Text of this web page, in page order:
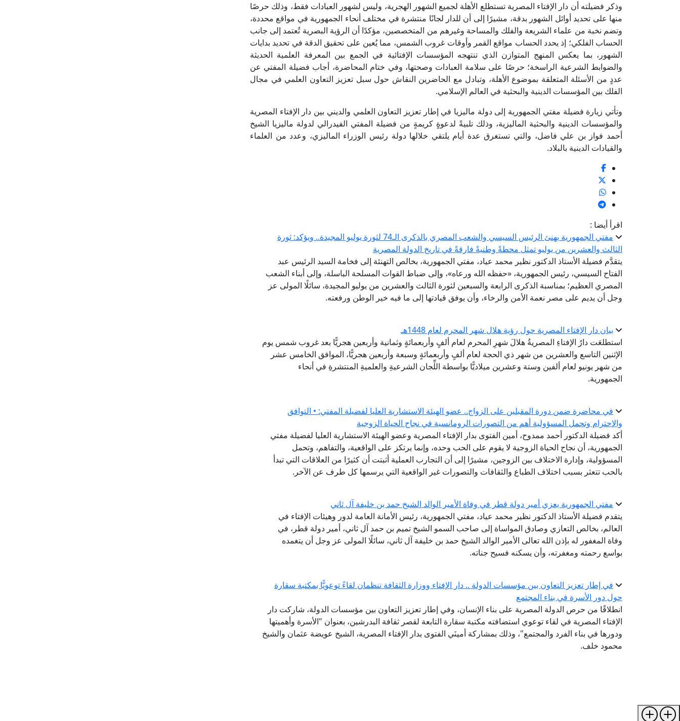
وذكر فضيلته أن دار الإفتاء المصرية تستطلع الأهلة لجميع الشهور الهجرية، وليس لشهور العبادات فقط، وذلك حرصًا
منها على تحديد أوائل الشهور بدقة، مشيرًا إلى أن للدار لجانًا منتشرة في مختلف أنحاء الجمهورية في مواقع محددة،
وتضم نخبة من علماء الشريعة والفلك والمساحة وغيرهم من المتخصصين، مؤكدًا أن الرؤية البصرية تُعتمد إلى جانب
الحساب الفلكي؛ إذ يحدد الحساب مواقع القمر وأوقات غروب الشمس، مما يُعين على تحقيق الدقة في تحديد بدايات
الشهور، بما يعكس المنهج المتوازن الذي تنتهجه المؤسسات الإفتائية في الجمع بين المعرفة العلمية الحديثة
والضوابط الشرعية الراسخة؛ حرصًا على سلامة العبادات وصحتها، وفي ختام المحاضرة، أجاب فضيلة المفتي عن
عددٍ من الأسئلة المتعلقة بموضوع الأهلة، وتبادل مع الحاضرين النقاش حول سبل تعزيز التعاون العلمي في مجال
الفلك بين المؤسسات الدينية والبحثية في العالم الإسلامي.
وتأتي زيارة فضيلة مفتي الجمهورية إلى دولة ماليزيا في إطار تعزيز التعاون العلمي والديني بين دار الإفتاء المصرية
والمؤسسات الدينية والبحثية الماليزية، وذلك تلبيةً لدعوةٍ كريمةٍ من فضيلة المفتي الفيدرالي لدولة ماليزيا الشيخ
أحمد فواز بن علي فاضل، والتي تستغرق عدة أيام يلتقي خلالها دولة رئيس الوزراء الماليزي، وعدد من العلماء
والقيادات الدينية بالبلاد.
اقرأ أيضا :
مفتي الجمهورية يهنئ الرئيس السيسي والشعب المصري بالذكرى الـ74 لثورة يوليو المجيدة.. ويؤكد: ثورة
الثالث والعشرين من يوليو تمثل محطةً وطنيةً فارقةً في تاريخ الدولة المصرية
يتقدَّم فضيلة الأستاذ الدكتور نظير محمد عياد، مفتي الجمهورية، بخالص التهنئة إلى فخامة السيد الرئيس عبد
الفتاح السيسي، رئيس الجمهورية، «حفظه الله ورعاه»، وإلى ضباط القوات المسلحة الباسلة، وإلى أبناء الشعب
المصري العظيم؛ بمناسبة الذكرى الرابعة والسبعين لثورة الثالث والعشرين من يوليو المجيدة، سائلًا المولى عز
وجل أن يديم على مصر نعمة الأمن والرخاء، وأن يوفق قيادتها إلى ما فيه خير الوطن ورفعته.
بيان دار الإفتاء المصرية حول رؤية هلال شهر المحرم لعام 1448هـ
استطلعَت دارُ الإفتاءِ المصريةُ هلالَ شهرِ المحرم لعام ألفٍ وأربعمائةٍ وثمانية وأربعين هجريًّا بعد غروب شمس يوم
الإثنين التاسع والعشرين من شهر ذي الحجة لعام ألفٍ وأربعمائةٍ وسبعة وأربعين هجريًّا، الموافق الخامس عشر
من شهر يونيو لعام ألفين وستة وعشرين ميلاديًّا بواسطة اللِّجان الشرعيةِ والعلميةِ المنتشرةِ في أنحاء
الجمهورية.
في محاضرة ضمن دورة المقبلين على الزواج.. عضو الهيئة الاستشارية العليا لفضيلة المفتي: • التوافق
والاحترام وتحمل المسؤولية أهم من التصورات الرومانسية في نجاح الحياة الزوجية
أكد فضيلة الدكتور أحمد ممدوح، أمين الفتوى بدار الإفتاء المصرية وعضو الهيئة الاستشارية العليا لفضيلة مفتي
الجمهورية، أن نجاح الحياة الزوجية لا يقوم على الحب وحده، وإنما يرتكز على الواقعية، والتفاهم، وتحمل
المسؤولية، وإدارة الاختلاف بين الزوجين، مشيرًا إلى أن التجارب العملية أثبتت أن كثيرًا من العلاقات التي تبدأ
بالحب تتعثر بسبب اختلاف الطباع والثقافات والتصورات غير الواقعية التي يرسمها كل طرف عن الآخر.
مفتي الجمهورية يعزي أمير دولة قطر في وفاة الأمير الوالد الشيخ حمد بن خليفة آل ثاني
يتقدم فضيلة الأستاذ الدكتور نظير محمد عياد، مفتي الجمهورية، رئيس الأمانة العامة لدور وهيئات الإفتاء في
العالم، بخالص التعازي وصادق المواساة إلى صاحب السمو الشيخ تميم بن حمد آل ثاني، أمير دولة قطر، في
وفاة المغفور له بإذن الله تعالى الأمير الوالد الشيخ حمد بن خليفة آل ثاني، سائلًا المولى عز وجل أن يتغمده
بواسع رحمته ومغفرته، وأن يسكنه فسيح جناته.
في إطار تعزيز التعاون بين مؤسسات الدولة .. دار الإفتاء ووزارة الثقافة تنظمان لقاءً توعويًّا بمكتبة سقارة
حول دور الأسرة في بناء المجتمع
انطلاقًا من حرص الدولة المصرية على بناء الإنسان، وفي إطار تعزيز التعاون بين مؤسسات الدولة، شاركت دار
الإفتاء المصرية في لقاء توعوي استضافته مكتبة سقارة التابعة لقصر ثقافة البدرشين، بعنوان "الأسرة وأهميتها
ودورها في بناء الفرد والمجتمع"، وذلك بمشاركة أمينَي الفتوى بدار الإفتاء المصرية، الشيخ عويضة عثمان والشيخ
محمود خلف.